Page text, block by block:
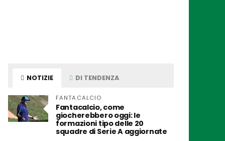
NOTIZIE DI TENDENZA
FANTACALCIO
Fantacalcio, come
giocherebbero oggi: le
formazioni tipo delle 20
squadre di Serie A aggiornate